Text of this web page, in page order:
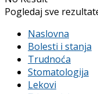
Pogledaj sve
Naslovna
Bolesti i stanja
Trudnoća
Stomatologija
Lekovi